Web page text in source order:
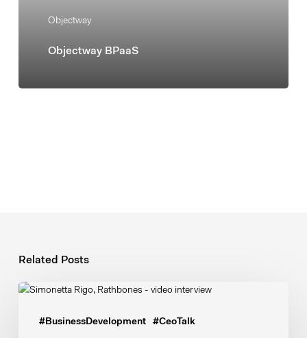
Objectway
Objectway BPaaS
Related Posts
#BusinessDevelopment #CeoTalk
Scaling
Experience